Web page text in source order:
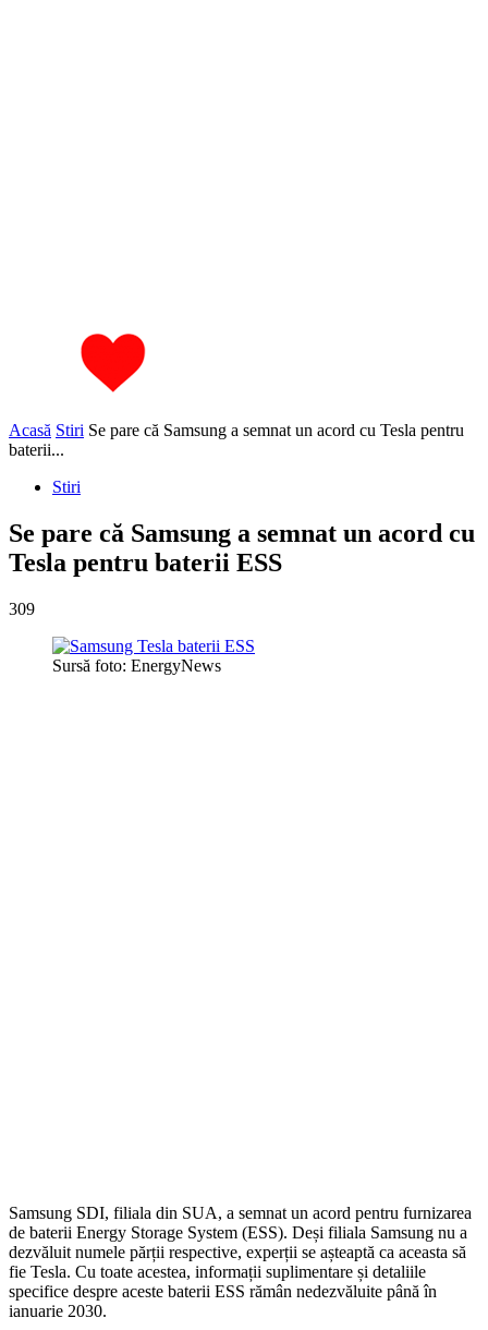
Acasă Stiri Se pare că Samsung a semnat un acord cu Tesla pentru
baterii...
Stiri
Se pare că Samsung a semnat un acord cu
Tesla pentru baterii ESS
309
Sursă foto: EnergyNews
Samsung SDI, filiala din SUA, a semnat un acord pentru furnizarea
de baterii Energy Storage System (ESS). Deși filiala Samsung nu a
dezvăluit numele părții respective, experții se așteaptă ca aceasta să
fie Tesla. Cu toate acestea, informații suplimentare și detaliile
specifice despre aceste baterii ESS rămân nedezvăluite până în
ianuarie 2030.